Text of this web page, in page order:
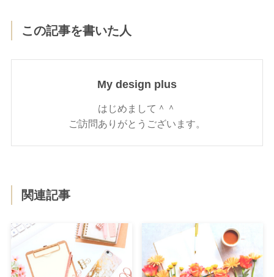
この記事を書いた人
My design plus
はじめまして＾＾
ご訪問ありがとうございます。
関連記事